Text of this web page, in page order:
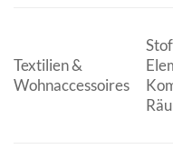
Textilien &
Wohnaccessoires